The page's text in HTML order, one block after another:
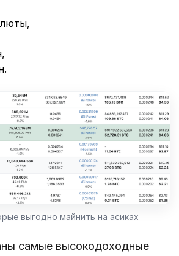
выгодно майнить на асиках
самые высокодоходные